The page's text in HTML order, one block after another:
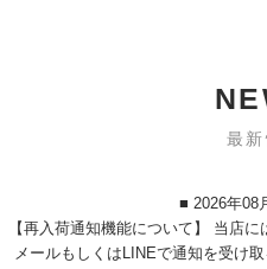
最新
■ 2026年08
【再入荷通知機能について】 当店
メールもしくはLINEで通知を受け